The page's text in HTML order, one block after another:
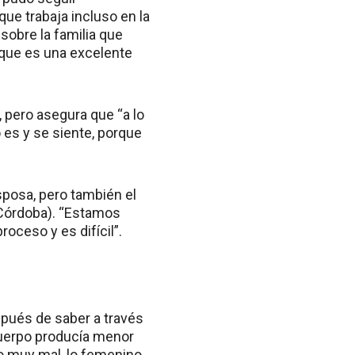
trabaja incluso en la
la familia que
es una excelente
asegura que “a lo
y se siente, porque
pero también el
“Estamos
y es difícil”.
de saber a través
producía menor